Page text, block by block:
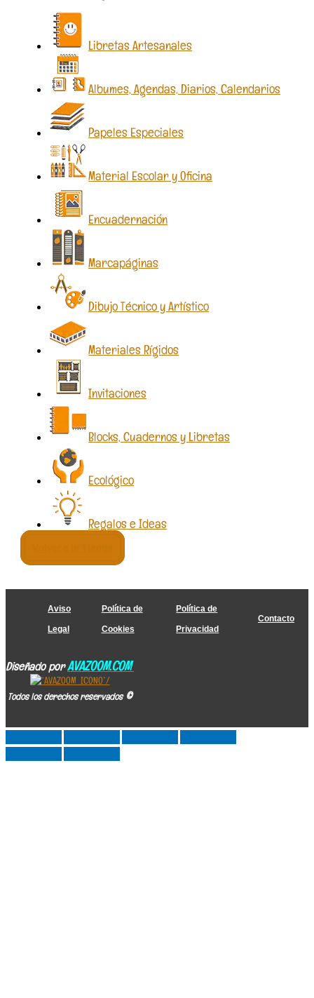
Libretas Artesanales
Albumes, Agendas, Diarios, Calendarios
Papeles Especiales
Material Escolar y Oficina
Encuadernación
Marcapáginas
Dibujo Técnico y Artístico
Materiales Rígidos
Invitaciones
Blocks, Cuadernos y Libretas
Ecológico
Regalos e Ideas
Aviso
Legal
Política de
Cookies
Política de
Privacidad
Contacto
Diseñado porAVAZOOM.COM
Todos los derechos reservados©